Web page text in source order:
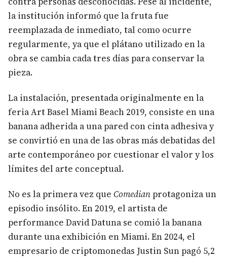
la institución informó que la fruta fue
reemplazada de inmediato, tal como ocurre
regularmente, ya que el plátano utilizado en la
obra se cambia cada tres días para conservar la
pieza.
La instalación, presentada originalmente en la
feria Art Basel Miami Beach 2019, consiste en una
banana adherida a una pared con cinta adhesiva y
se convirtió en una de las obras más debatidas del
arte contemporáneo por cuestionar el valor y los
límites del arte conceptual.
No es la primera vez que Comedianprotagoniza un
episodio insólito. En 2019, el artista de
performance David Datuna se comió la banana
durante una exhibición en Miami. En 2024, el
empresario de criptomonedas Justin Sun pagó 5,2